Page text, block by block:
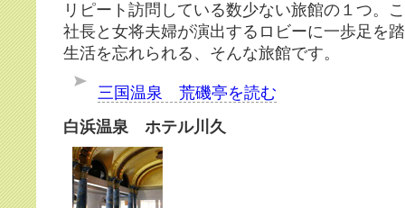
リピート訪問している数少ない旅館の１つ。
社長と女将夫婦が演出するロビーに一歩足を
生活を忘れられる、そんな旅館です。
三国温泉 荒磯亭を読む
白浜温泉 ホテル川久